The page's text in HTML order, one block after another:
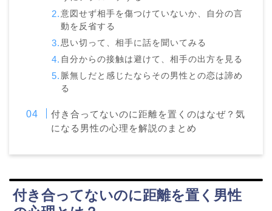
意図せず相手を傷つけていないか、自分の言
動を反省する
思い切って、相手に話を聞いてみる
自分からの接触は避けて、相手の出方を見る
脈無しだと感じたならその男性との恋は諦め
る
付き合ってないのに距離を置くのはなぜ？気
になる男性の心理を解説のまとめ
付き合ってないのに距離を置く男性